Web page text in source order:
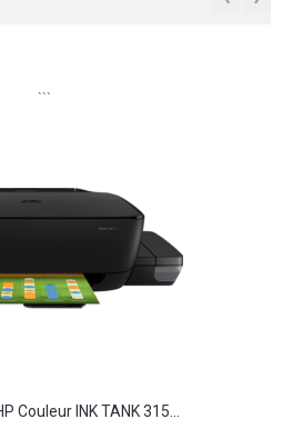
```
Couleur INK TANK 315...